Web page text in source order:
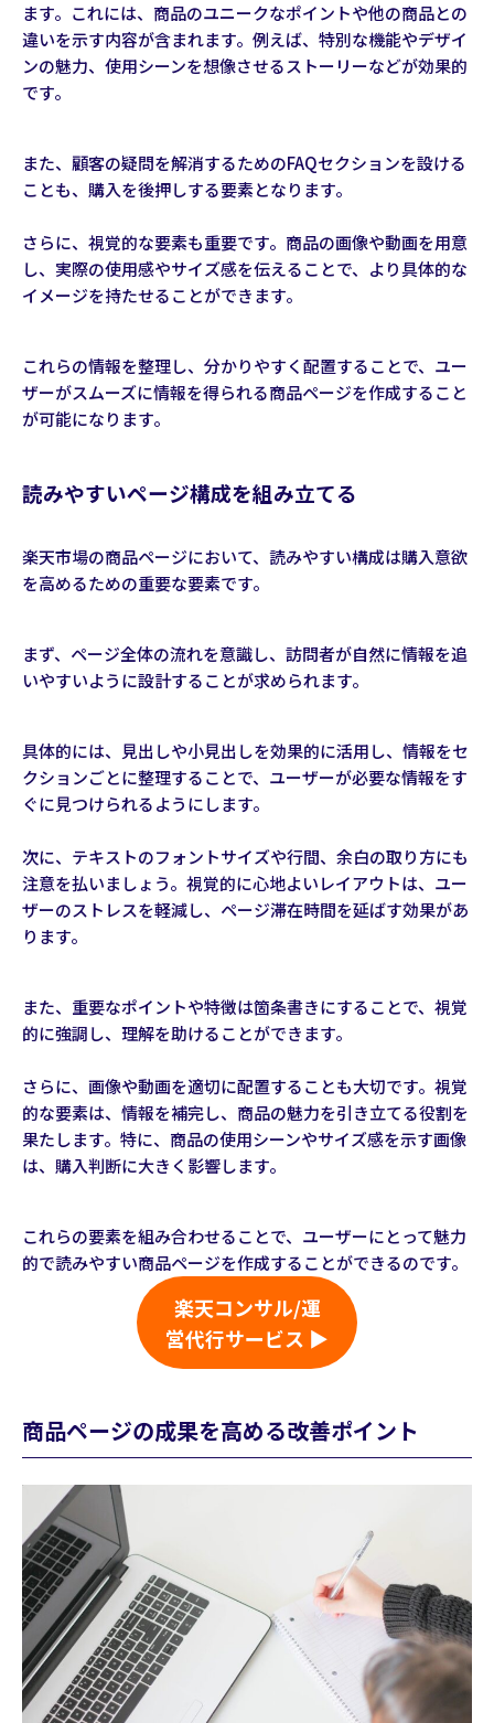
ます。これには、商品のユニークなポイントや他の商品との
違いを示す内容が含まれます。例えば、特別な機能やデザイ
ンの魅力、使用シーンを想像させるストーリーなどが効果的
です。
また、顧客の疑問を解消するためのFAQセクションを設ける
ことも、購入を後押しする要素となります。
さらに、視覚的な要素も重要です。商品の画像や動画を用意
し、実際の使用感やサイズ感を伝えることで、より具体的な
イメージを持たせることができます。
これらの情報を整理し、分かりやすく配置することで、ユー
ザーがスムーズに情報を得られる商品ページを作成すること
が可能になります。
読みやすいページ構成を組み立てる
楽天市場の商品ページにおいて、読みやすい構成は購入意欲
を高めるための重要な要素です。
まず、ページ全体の流れを意識し、訪問者が自然に情報を追
いやすいように設計することが求められます。
具体的には、見出しや小見出しを効果的に活用し、情報をセ
クションごとに整理することで、ユーザーが必要な情報をす
ぐに見つけられるようにします。
次に、テキストのフォントサイズや行間、余白の取り方にも
注意を払いましょう。視覚的に心地よいレイアウトは、ユー
ザーのストレスを軽減し、ページ滞在時間を延ばす効果があ
ります。
また、重要なポイントや特徴は箇条書きにすることで、視覚
的に強調し、理解を助けることができます。
さらに、画像や動画を適切に配置することも大切です。視覚
的な要素は、情報を補完し、商品の魅力を引き立てる役割を
果たします。特に、商品の使用シーンやサイズ感を示す画像
は、購入判断に大きく影響します。
これらの要素を組み合わせることで、ユーザーにとって魅力
的で読みやすい商品ページを作成することができるのです。
楽天コンサル/運
営代行サービス ▶
商品ページの成果を高める改善ポイント